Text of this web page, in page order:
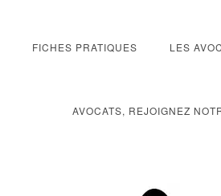
FICHES PRATIQUES LES
AVOCATS, REJOIGNEZ